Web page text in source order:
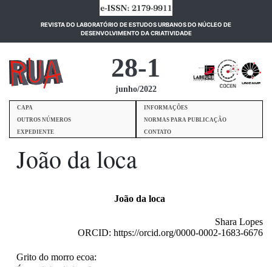
REVISTA DO LABORATÓRIO DE ESTUDOS URBANOS DO NÚCLEO DE
DESENVOLVIMENTO DA CRIATIVIDADE(current)
28-1
junho/2022
CAPA
INFORMAÇÕES
OUTROS NÚMEROS
NORMAS PARA PUBLICAÇÃO
EXPEDIENTE
CONTATO
João da loca
João da loca
Shara Lopes
ORCID: https://orcid.org/0000-0002-1683-6676
Grito do morro ecoa: